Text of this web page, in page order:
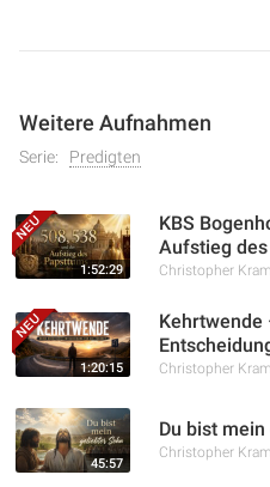
Weitere Aufnahmen
Serie: Predigten
1:52:29
KBS
Aufstieg
Christopher
1:20:15
Kehrtwende
Christopher
45:57
Du bist
Christopher